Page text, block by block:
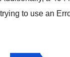
trying to use an